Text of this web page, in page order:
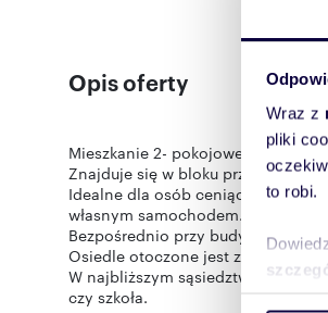
Wraz z
pliki
to robi.
Opis oferty
Mieszkanie 2- pokojowe na
Znajduje się w bloku przy ul.
Idealne dla osób ceniących sobie
własnym samochodem.
Bezpośrednio przy budynku
Osiedle otoczone jest zielenią,
W najbliższym sąsiedztwie mieści
czy szkoła.